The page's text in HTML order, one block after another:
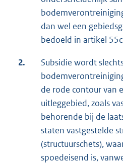
dan wel een
bedoeld in artikel
2.
Subsidie wordt
de rode contour van
uitleggebied, zoals
behorende bij de
staten vastgestelde
(structuurschets),
spoedeisend is,